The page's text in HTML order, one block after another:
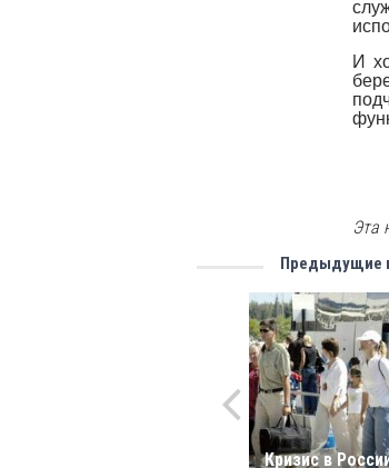
И
Эта
Предыдущие
Кризис в